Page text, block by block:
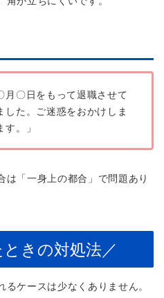
月〇日をもって退職させて
した。ご迷惑をおかけしま
。」
は「一身上の都合」で問題あり
きの対処法／
ケースは少なくありません。